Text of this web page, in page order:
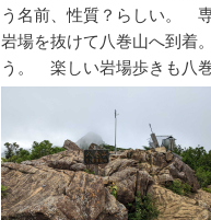
う名前、性質？らしい。
岩場を抜けて八巻山へ到着
う。 楽しい岩場歩きも八